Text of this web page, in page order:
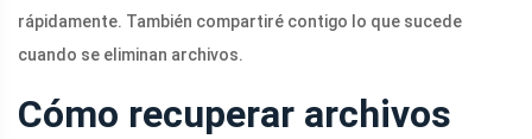
rápidamente. También compartiré contigo lo que sucede
cuando se eliminan archivos.
Cómo recuperar archivos